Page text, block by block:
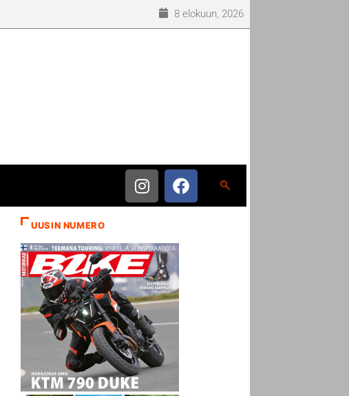
8 elokuun, 2026
UUSIN NUMERO